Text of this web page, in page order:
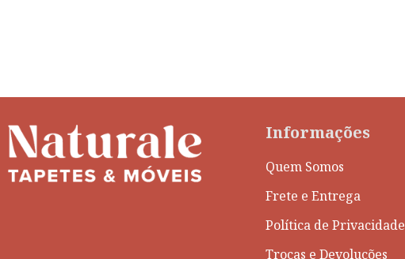
Informações
Quem Somos
Frete e Entrega
Política de Privacidade
Trocas e Devoluções